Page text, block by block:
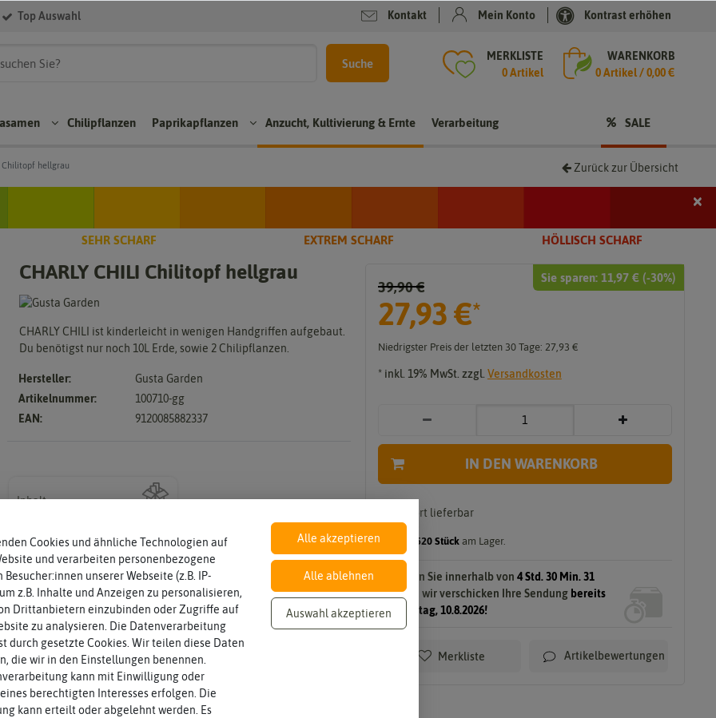
Top Auswahl Kontakt Mein Konto Kontrast erhöhen
Suche
MERKLISTE
0 Artikel
WARENKORB
0Artikel /0,00 €
sam
Bhut
Chili
Chili
Bon
kpa
apfl
en
Umt
nze
n
Ernt
e
Übe
rwin
tern
ege
en
dier
en
Räu
cher
kne
Chilipflanzen Paprikapflanzen Anzucht, Kultivierung & Ernte Verarbeitung SALE
Chilitopf hellgrau Zurück zur Übersicht
SEHR SCHARF EXTREM SCHARF HÖLLISCH SCHARF
×
Sie sparen: 11,97 € (-30%)
39,90 €
27,93 €*
Niedrigster Preis der letzten 30 Tage: 27,93 €
* inkl. 19% MwSt. zzgl. Versandkosten
IN DEN WARENKORB
sofort lieferbar
gilt für 2520Stückam Lager.
Bestellen Sie innerhalb von 4 Std. 30 Min. 30
Sek.und wir verschicken Ihre Sendung bereits
am Montag, 10.8.2026!
Merkliste Artikelbewertungen
CHARLY CHILI Chilitopf hellgrau
CHARLY CHILI ist kinderleicht in wenigen Handgriffen aufgebaut.
Du benötigst nur noch 10L Erde, sowie 2 Chilipflanzen.
Hersteller:
Gusta Garden
Artikelnummer:
100710-gg
EAN:
9120085882337
Inhalt
Cookies und ähnliche Technologien auf
und verarbeiten personenbezogene
Besucher:innen unserer Webseite (z.B. IP-
z.B. Inhalte und Anzeigen zu personalisieren,
Drittanbietern einzubinden oder Zugriffe auf
zu analysieren. Die Datenverarbeitung
durch gesetzte Cookies. Wir teilen diese Daten
die wir in den Einstellungen benennen.
kann mit Einwilligung oder
berechtigten Interesses erfolgen. Die
kann erteilt oder abgelehnt werden. Es
Alle akzeptieren
Alle ablehnen
Auswahl akzeptieren